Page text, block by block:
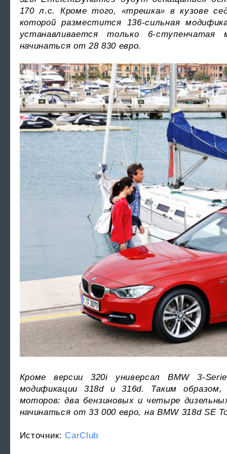
170 л.с. Кроме того, «трешка» в кузове
которой разместится 136-сильная
устанавливается только 6-
начинаться от 28 830 евро.
Кроме версии 320i универсал BMW 3-
модификации 318d и 316d. Таким
моторов: два бензиновых и четыре
начинаться от 33 000 евро, на BMW 318d SE
Источник: CarClub